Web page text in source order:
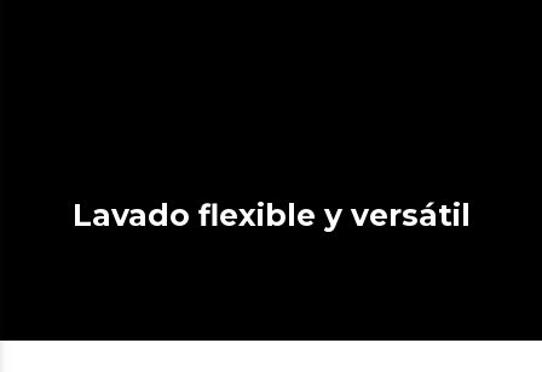
Lavado flexible y versátil